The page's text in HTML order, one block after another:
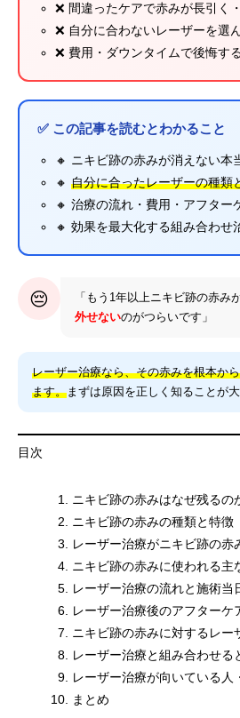
❌ 間違ったケアで赤みが長引く
❌ 自分に合わないレーザーを選
❌ 費用・ダウンタイムで後悔す
✅ この記事を読むとわかること
🔸 ニキビ跡の赤みが消えない本
🔸 自分に合ったレーザーの種類
🔸 治療の流れ・費用・アフター
🔸 効果を最大化する組み合わせ
😔 「もう1年以上ニキビ跡の赤み
外せないのがつらいです」
レーザー治療なら、その赤みを根本か
ます。まずは原因を正しく知ることが
目次
ニキビ跡の赤みはなぜ残るの
ニキビ跡の赤みの種類と特徴
レーザー治療がニキビ跡の赤
ニキビ跡の赤みに使われる主
レーザー治療の流れと施術当
レーザー治療後のアフターケ
ニキビ跡の赤みに対するレー
レーザー治療と組み合わせる
レーザー治療が向いている人
まとめ